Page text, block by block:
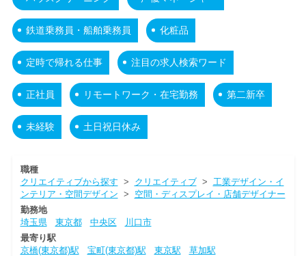
鉄道乗務員・船舶乗務員 化粧品
定時で帰れる仕事 注目の求人検索ワード
正社員 リモートワーク・在宅勤務 第二新卒
未経験 土日祝日休み
職種
クリエイティブから探す > クリエイティブ> 工業デザイン・イ
ンテリア・空間デザイン > 空間・ディスプレイ・店舗デザイナー
勤務地
埼玉県
東京都 中央区
川口市
最寄り駅
京橋(東京都)駅
宝町(東京都)駅 東京駅
草加駅